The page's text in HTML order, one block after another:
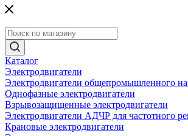
Каталог
Электродвигатели
Электродвигатели общепромышленного
Однофазные электродвигатели
Взрывозащищенные электродвигатели
Электродвигатели АДЧР для частотного
Крановые электродвигатели